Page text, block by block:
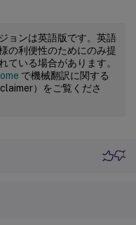
ョンは英語版です。英語
の利便性のためにのみ提
ている場合があります。
で機械翻訳に関する
）をご覧くださ